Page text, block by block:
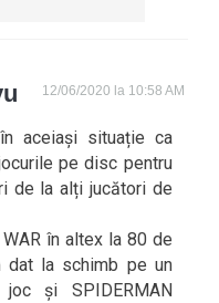
12/06/2020 la 10:58 AM
aceiași situație ca
pe disc pentru
de la alți jucători de
în altex la 80 de
dat la schimb pe un
și SPIDERMAN